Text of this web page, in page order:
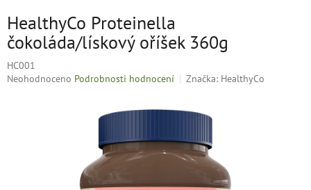
HealthyCo Proteinella
čokoláda/lískový oříšek 360g
HC001
Průměrné
Neohodnoceno Podrobnosti hodnocení Značka: HealthyCo